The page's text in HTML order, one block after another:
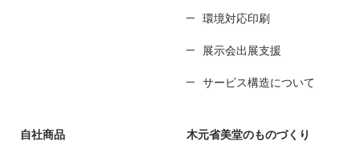
環境対応印刷
展示会出展支援
サービス構造について
自社商品
木元省美堂のものづくり